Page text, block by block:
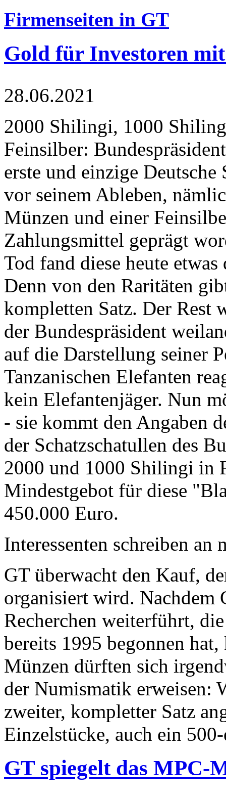
Firmenseiten in GT
Gold für Investoren
28.06.2021
2000 Shilingi, 1000
Feinsilber:
erste und einzige Deutsche
vor seinem Ableben,
Münzen und einer
Zahlungsmittel geprägt
Tod fand diese heute
Denn von den Raritäten
kompletten Satz. Der Rest
der Bundespräsident
auf die Darstellung seiner
Tanzanischen Elefanten
kein Elefantenjäger. Nun
- sie kommt den Angaben
der Schatzschatullen des
2000 und 1000 Shilingi in
Mindestgebot für diese
450.000 Euro.
Interessenten schreiben
GT überwacht den Kauf,
organisiert wird. Nachdem
Recherchen weiterführt,
bereits 1995 begonnen
Münzen dürften sich
der Numismatik erweisen:
zweiter, kompletter Satz
Einzelstücke, auch ein
GT spiegelt das MPC-